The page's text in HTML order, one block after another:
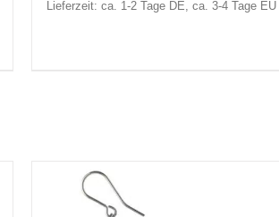
Lieferzeit: ca. 1-2 Tage DE, ca. 3-4 Tage EU